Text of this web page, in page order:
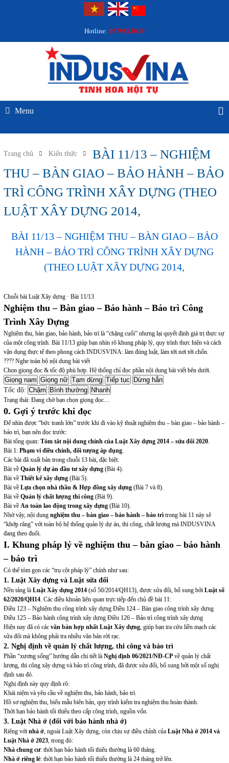
Hotline: 0979823639
Menu
Trang chủ Kiến thức
BÀI 11/13 – NGHIỆM
THU – BÀN GIAO – BẢO HÀNH – BẢO
TRÌ CÔNG TRÌNH XÂY DỰNG (THEO
LUẬT XÂY DỰNG 2014,
BÀI 11/13 – NGHIỆM THU – BÀN GIAO – BẢO
HÀNH – BẢO TRÌ CÔNG TRÌNH XÂY DỰNG
(THEO LUẬT XÂY DỰNG 2014,
Chuỗi bài Luật Xây dựng · Bài 11/13
Nghiệm thu – Bàn giao – Bảo hành – Bảo trì Công
Trình Xây Dựng
Nghiệm thu, bàn giao, bảo hành, bảo trì là “chặng cuối” nhưng lại quyết định giá trị thực sự
của một công trình. Bài 11/13 giúp bạn nhìn rõ khung pháp lý, quy trình thực hiện và cách
vận dụng thực tế theo phong cách INDUSVINA: làm đúng luật, làm tới nơi tới chốn.
???? Nghe toàn bộ nội dung bài viết
Chọn giọng đọc & tốc độ phù hợp. Hệ thống chỉ đọc phần nội dung bài viết bên dưới.
Giọng nam Giọng nữ Tạm dừng Tiếp tục
Dừng hẳn
Tốc độ: Chậm Bình thường Nhanh
Trạng thái: Đang chờ bạn chọn giọng đọc…
0. Gợi ý trước khi đọc
Để nhìn được “bức tranh lớn”trước khi đi vào kỹ thuật nghiệm thu – bàn giao – bảo hành –
bảo trì, bạn nên đọc trước:
Bài tổng quan: Tóm tắt nội dung chính của Luật Xây dựng 2014 – sửa đổi 2020.
Bài 1: Phạm vi điều chỉnh, đối tượng áp dụng.
Các bài đã xuất bản trong chuỗi 13 bài, đặc biệt:
Bài về Quản lý dự án đầu tư xây dựng(Bài 4).
Bài về Thiết kế xây dựng(Bài 5).
Bài về Lựa chọn nhà thầu & Hợp đồng xây dựng(Bài 7 và 8).
Bài về Quản lý chất lượng thi công(Bài 9).
Bài về An toàn lao động trong xây dựng(Bài 10).
Nhờ vậy, nội dung nghiệm thu – bàn giao – bảo hành – bảo trìtrong bài 11 này sẽ
“khớp răng” với toàn bộ hệ thống quản lý dự án, thi công, chất lượng mà INDUSVINA
đang theo đuổi.
I. Khung pháp lý về nghiệm thu – bàn giao – bảo hành
– bảo trì
Có thể tóm gọn các “trụ cột pháp lý” chính như sau:
1. Luật Xây dựng và Luật sửa đổi
Nền tảng là Luật Xây dựng 2014(số 50/2014/QH13), được sửa đổi, bổ sung bởi Luật số
62/2020/QH14. Các điều khoản liên quan trực tiếp đến chủ đề bài 11:
Điều 123 – Nghiệm thu công trình xây dựng Điều 124 – Bàn giao công trình xây dựng
Điều 125 – Bảo hành công trình xây dựng Điều 126 – Bảo trì công trình xây dựng
Hiện nay đã có các văn bản hợp nhất Luật Xây dựng, giúp bạn tra cứu liền mạch các
sửa đổi mà không phải tra nhiều văn bản rời rạc.
2. Nghị định về quản lý chất lượng, thi công và bảo trì
Phần “xương sống” hướng dẫn chi tiết là Nghị định 06/2021/NĐ-CPvề quản lý chất
lượng, thi công xây dựng và bảo trì công trình, đã được sửa đổi, bổ sung bởi một số nghị
định sau đó.
Nghị định này quy định rõ:
Khái niệm và yêu cầu về nghiệm thu, bảo hành, bảo trì.
Hồ sơ nghiệm thu, biểu mẫu biên bản, quy trình kiểm tra nghiệm thu hoàn thành.
Thời hạn bảo hành tối thiểu theo cấp công trình, nguồn vốn.
3. Luật Nhà ở (đối với bảo hành nhà ở)
Riêng với nhà ở, ngoài Luật Xây dựng, còn chịu sự điều chỉnh của Luật Nhà ở 2014 và
Luật Nhà ở 2023, trong đó:
Nhà chung cư: thời hạn bảo hành tối thiểu thường là 60 tháng.
Nhà ở riêng lẻ: thời hạn bảo hành tối thiểu thường là 24 tháng trở lên.